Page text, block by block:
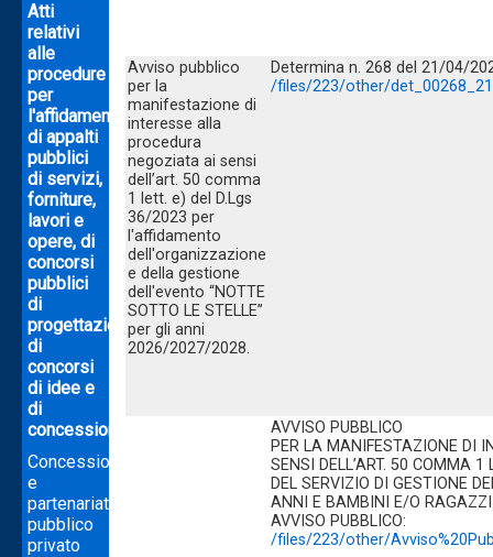
Atti
relativi
alle
procedure
per
l'affidamento
di appalti
pubblici
di servizi,
forniture,
lavori e
opere, di
concorsi
pubblici
di
progettazione,
di
concorsi
di idee e
di
concessioni
Concessioni
e
partenariato
pubblico
privato
Avviso pubblico
per la
manifestazione di
interesse alla
procedura
negoziata ai sensi
dell’art. 50 comma
1 lett. e) del D.Lgs
36/2023 per
l'affidamento
dell'organizzazione
e della gestione
dell'evento “NOTTE
SOTTO LE STELLE”
per gli anni
2026/2027/2028.
Determina n. 268 del 21/04/
/files/223/other/
AVVISO PUBBLICO
PER LA MANIFESTAZIONE DI
SENSI DELL’ART. 50 COMMA 1
DEL SERVIZIO DI GESTIONE
ANNI E BAMBINI E/O
AVVISO PUBBLICO:
/files/223/other/